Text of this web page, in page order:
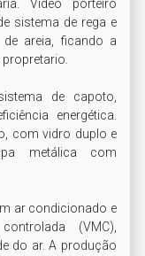
Vídeo porteiro
sistema de rega e
areia, ficando a
de capoto,
energética.
com vidro duplo e
metálica com
ar condicionado e
(VMC),
do ar. A produção